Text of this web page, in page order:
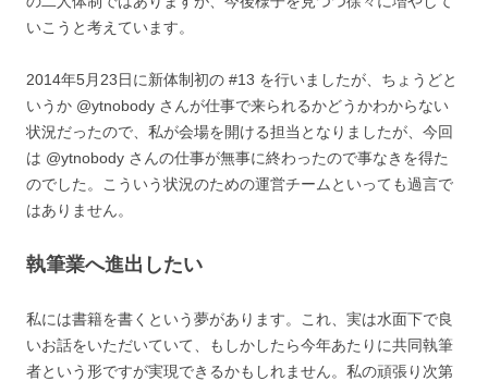
いこうと考えています。
2014年5月23日に新体制初の #13 を行いましたが、ちょうどと
いうか @ytnobody さんが仕事で来られるかどうかわからない
状況だったので、私が会場を開ける担当となりましたが、今回
は @ytnobody さんの仕事が無事に終わったので事なきを得た
のでした。こういう状況のための運営チームといっても過言で
はありません。
執筆業へ進出したい
私には書籍を書くという夢があります。これ、実は水面下で良
いお話をいただいていて、もしかしたら今年あたりに共同執筆
者という形ですが実現できるかもしれません。私の頑張り次第